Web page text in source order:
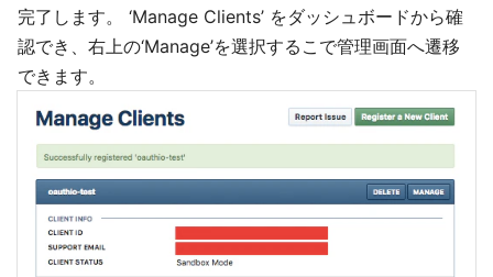
完了します。 ‘Manage Clients’ をダッシュボードから確
認でき、右上の‘Manage’を選択するこで管理画面へ遷移
できます。